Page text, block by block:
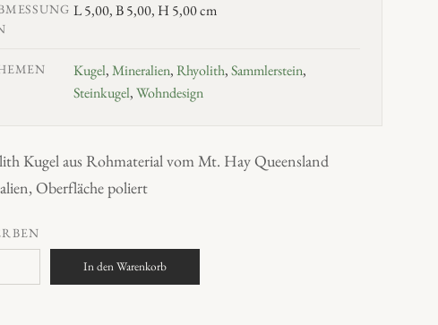
L 5,00, B 5,00, H 5,00 cm
Kugel,Mineralien,Rhyolith,Sammlerstein,
Steinkugel,Wohndesign
Kugel aus Rohmaterial vom Mt. Hay Queensland
Oberfläche poliert
In den Warenkorb